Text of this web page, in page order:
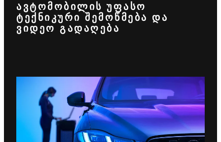
ᲐᲕᲢᲝᲛᲝᲑᲘᲚᲘᲡ ᲣᲤᲐᲡᲝ
ᲢᲔᲥᲜᲘᲙᲣᲠᲘ ᲨᲔᲛᲝᲬᲛᲔᲑᲐ ᲓᲐ
ᲕᲘᲓᲔᲝ ᲒᲐᲓᲐᲦᲔᲑᲐ